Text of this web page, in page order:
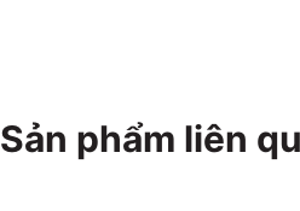
Sản phẩm liên